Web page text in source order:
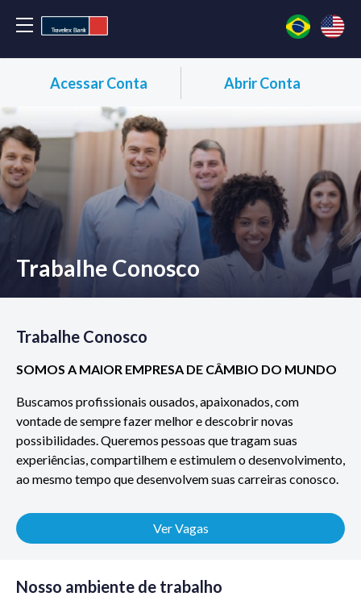
Acessar Conta Abrir Conta
Trabalhe Conosco
Trabalhe Conosco
SOMOS A MAIOR EMPRESA DE CÂMBIO DO MUNDO
Buscamos profissionais ousados, apaixonados, com
vontade de sempre fazer melhor e descobrir novas
possibilidades. Queremos pessoas que tragam suas
experiências, compartilhem e estimulem o desenvolvimento,
ao mesmo tempo que desenvolvem suas carreiras conosco.
Ver Vagas
Nosso ambiente de trabalho